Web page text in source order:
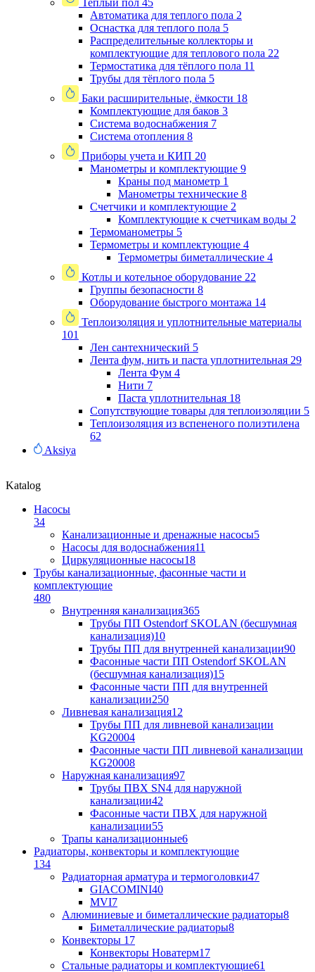
Теплый пол 45
Автоматика для теплого пола 2
Оснастка для теплого пола 5
Распределительные коллекторы и
комплектующие для теплового пола 22
Термостатика для тёплого пола 11
Трубы для тёплого пола 5
Баки расширительные, ёмкости 18
Комплектующие для баков 3
Система водоснабжения 7
Система отопления 8
Приборы учета и КИП 20
Манометры и комплектующие 9
Краны под манометр 1
Манометры технические 8
Счетчики и комплектующие 2
Комплектующие к счетчикам воды 2
Термоманометры 5
Термометры и комплектующие 4
Термометры биметаллические 4
Котлы и котельное оборудование 22
Группы безопасности 8
Оборудование быстрого монтажа 14
Теплоизоляция и уплотнительные материалы
101
Лен сантехнический 5
Лента фум, нить и паста уплотнительная 29
Лента Фум 4
Нити 7
Паста уплотнительная 18
Сопутствующие товары для теплоизоляции 5
Теплоизоляция из вспененого полиэтилена
62
Aksiya
Katalog
Насосы
34
Канализационные и дренажные насосы5
Насосы для водоснабжения11
Циркуляционные насосы18
Трубы канализационные, фасонные части и
комплектующие
480
Внутренняя канализация365
Трубы ПП Ostendorf SKOLAN (бесшумная
канализация)10
Трубы ПП для внутренней канализации90
Фасонные части ПП Ostendorf SKOLAN
(бесшумная канализация)15
Фасонные части ПП для внутренней
канализации250
Ливневая канализация12
Трубы ПП для ливневой канализации
KG20004
Фасонные части ПП ливневой канализации
KG20008
Наружная канализация97
Трубы ПВХ SN4 для наружной
канализации42
Фасонные части ПВХ для наружной
канализации55
Трапы канализационные6
Радиаторы, конвекторы и комплектующие
134
Радиаторная арматура и термоголовки47
GIACOMINI40
MVI7
Алюминиевые и биметаллические радиаторы8
Биметаллические радиаторы8
Конвекторы 17
Конвекторы Новатерм17
Стальные радиаторы и комплектующие61